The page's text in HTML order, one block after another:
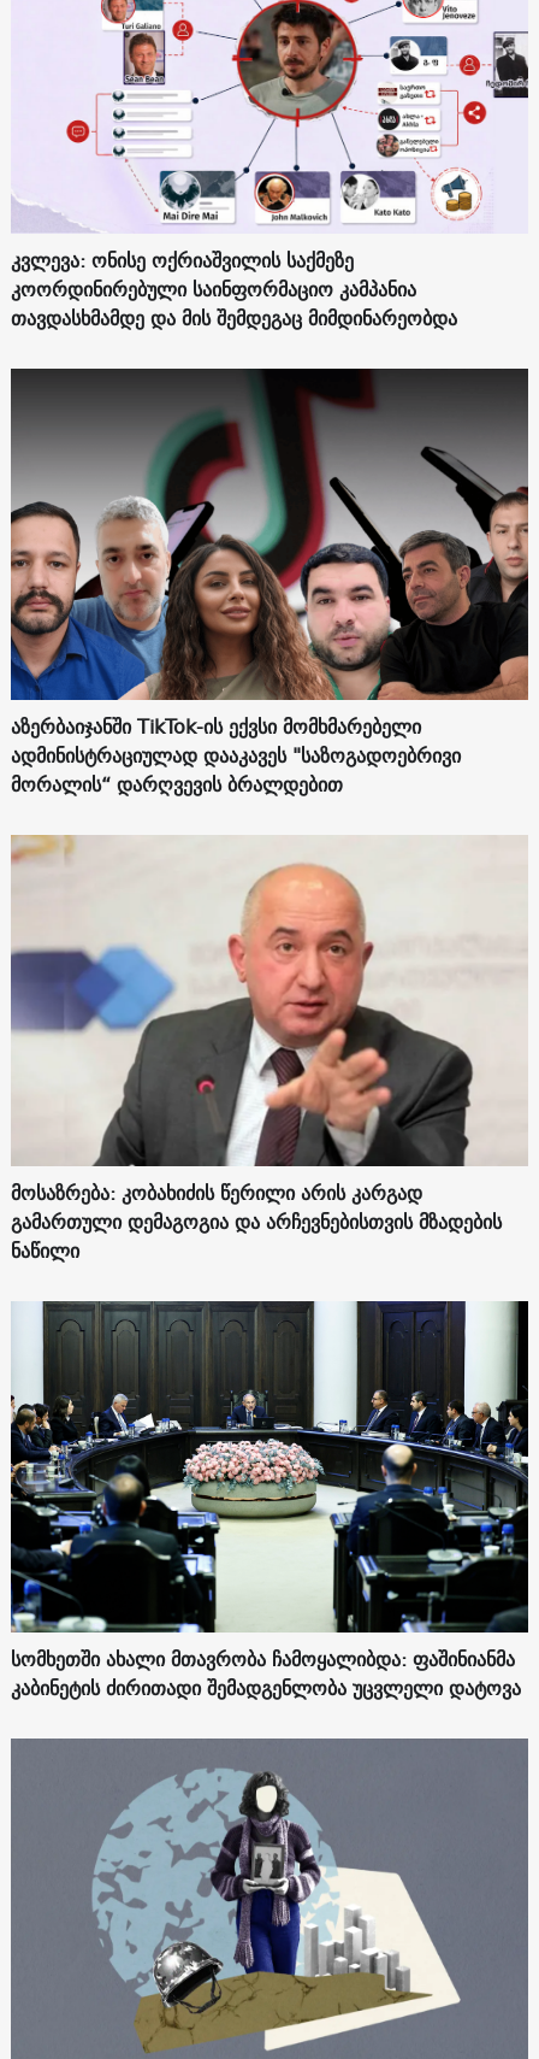
კვლევა: ონისე ოქრიაშვილის საქმეზე
კოორდინირებული საინფორმაციო კამპანია
თავდასხმამდე და მის შემდეგაც მიმდინარეობდა
აზერბაიჯანში TikTok-ის ექვსი მომხმარებელი
ადმინისტრაციულად დააკავეს "საზოგადოებრივი
მორალის“ დარღვევის ბრალდებით
მოსაზრება: კობახიძის წერილი არის კარგად
გამართული დემაგოგია და არჩევნებისთვის მზადების
ნაწილი
სომხეთში ახალი მთავრობა ჩამოყალიბდა: ფაშინიანმა
კაბინეტის ძირითადი შემადგენლობა უცვლელი დატოვა